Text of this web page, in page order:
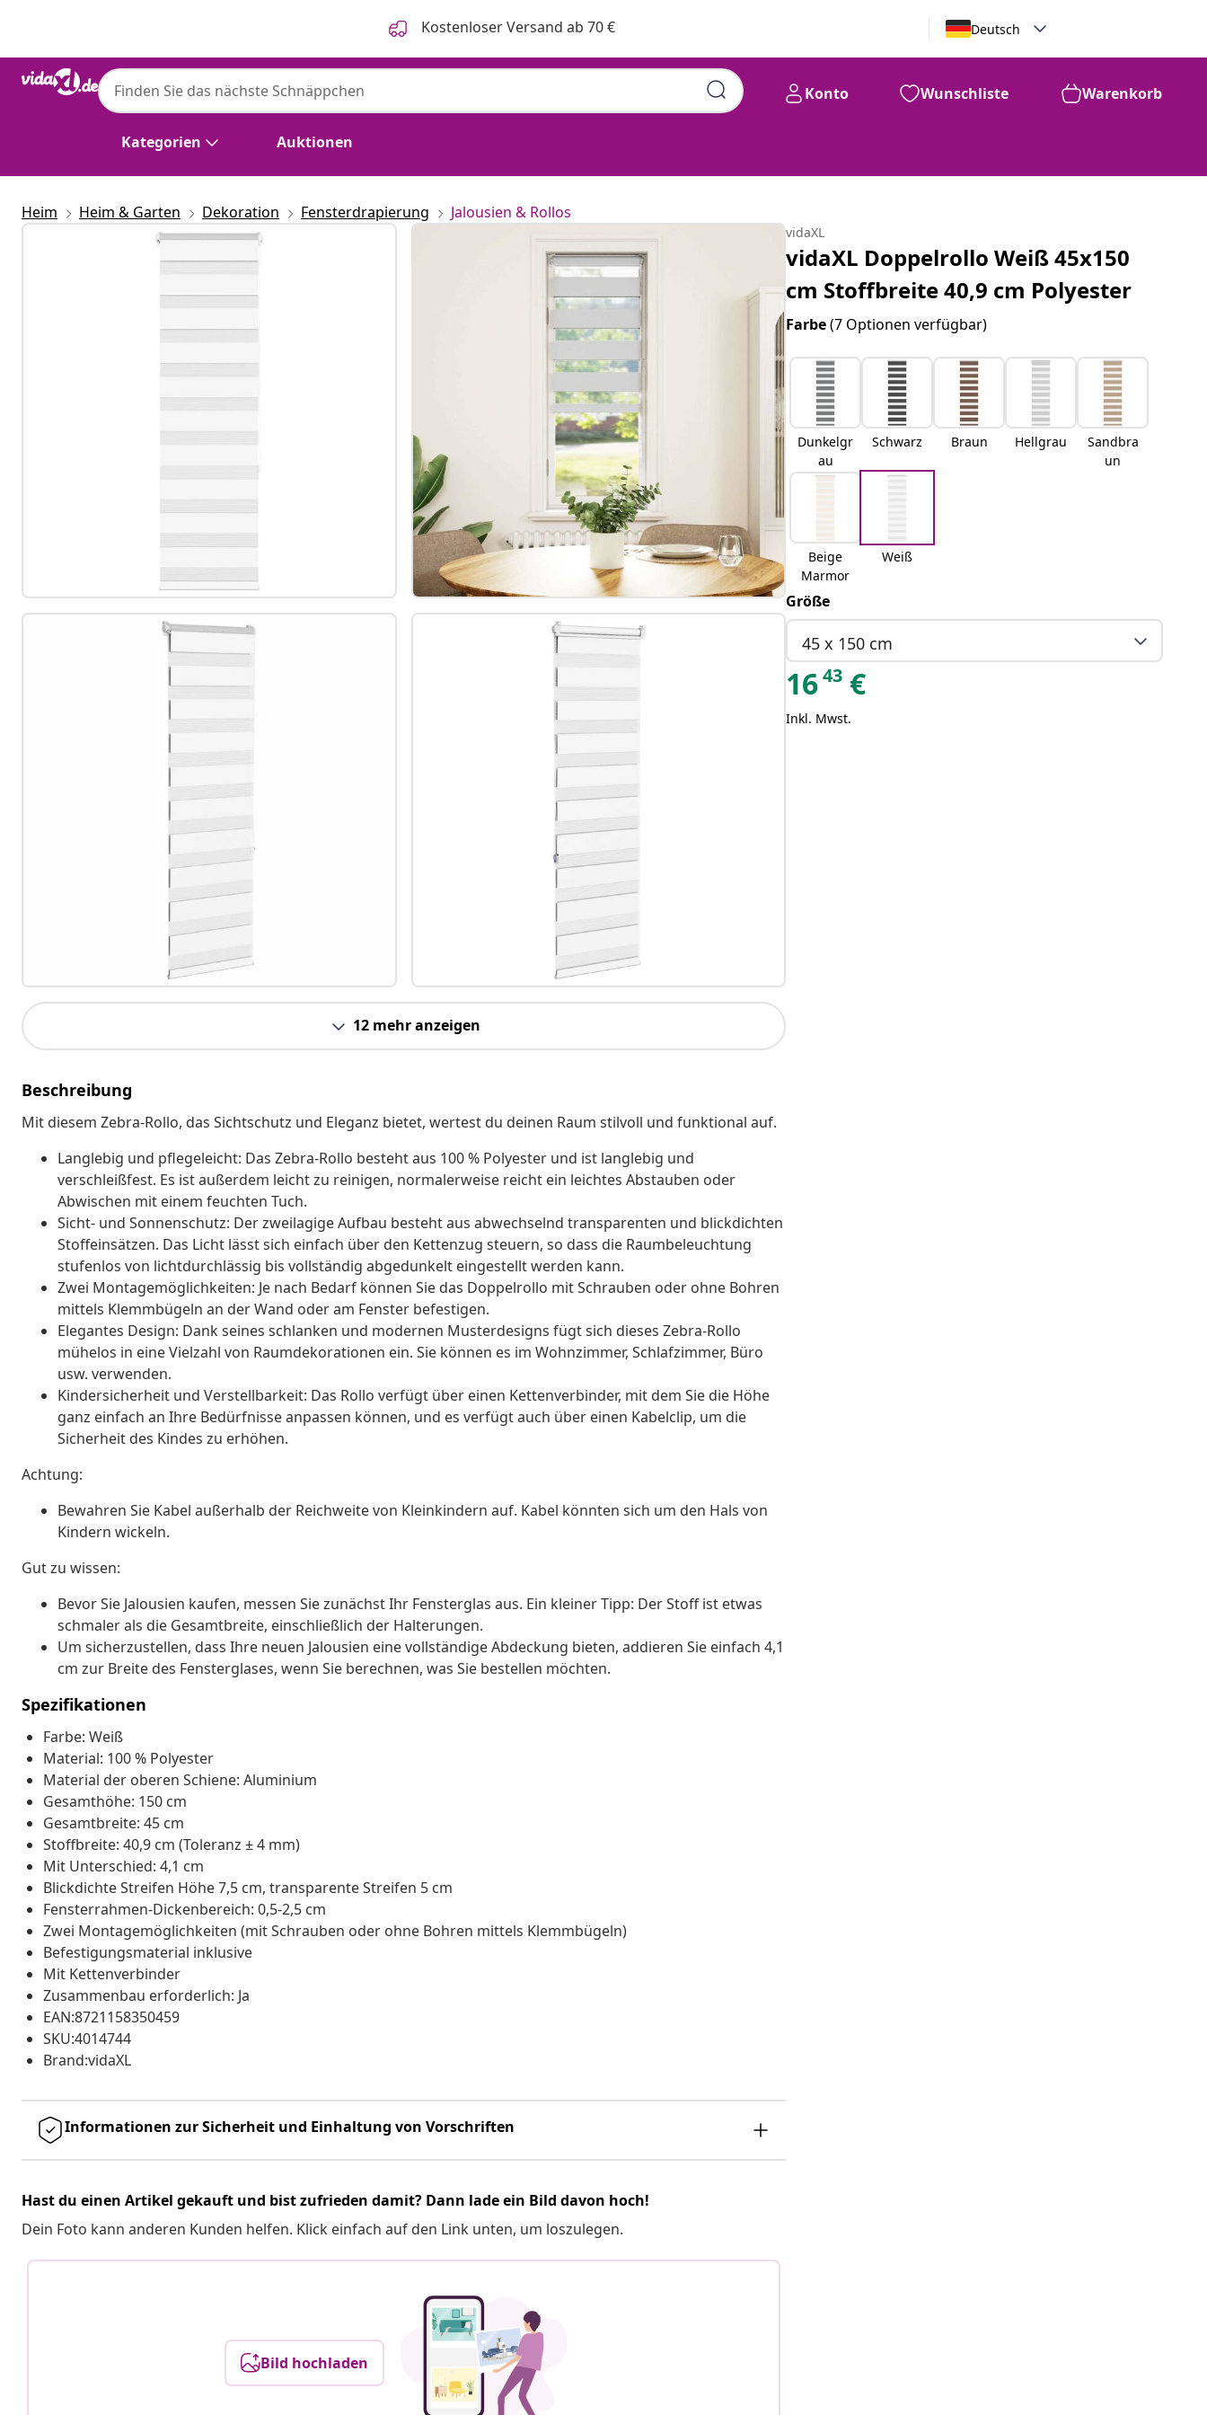
Kostenloser Versand ab 70 € Deutsch
Kategorien Auktionen
Konto Wunschliste Warenkorb
Heim Heim & Garten Dekoration Fensterdrapierung Jalousien & Rollos
12 mehr anzeigen
Beschreibung
Mit diesem Zebra-Rollo, das Sichtschutz und Eleganz bietet, wertest du deinen Raum stilvoll und funktional auf.
Langlebig und pflegeleicht: Das Zebra-Rollo besteht aus 100 % Polyester und ist langlebig und
verschleißfest. Es ist außerdem leicht zu reinigen, normalerweise reicht ein leichtes Abstauben oder
Abwischen mit einem feuchten Tuch.
Sicht- und Sonnenschutz: Der zweilagige Aufbau besteht aus abwechselnd transparenten und blickdichten
Stoffeinsätzen. Das Licht lässt sich einfach über den Kettenzug steuern, so dass die Raumbeleuchtung
stufenlos von lichtdurchlässig bis vollständig abgedunkelt eingestellt werden kann.
Zwei Montagemöglichkeiten: Je nach Bedarf können Sie das Doppelrollo mit Schrauben oder ohne Bohren
mittels Klemmbügeln an der Wand oder am Fenster befestigen.
Elegantes Design: Dank seines schlanken und modernen Musterdesigns fügt sich dieses Zebra-Rollo
mühelos in eine Vielzahl von Raumdekorationen ein. Sie können es im Wohnzimmer, Schlafzimmer, Büro
usw. verwenden.
Kindersicherheit und Verstellbarkeit: Das Rollo verfügt über einen Kettenverbinder, mit dem Sie die Höhe
ganz einfach an Ihre Bedürfnisse anpassen können, und es verfügt auch über einen Kabelclip, um die
Sicherheit des Kindes zu erhöhen.
Achtung:
Bewahren Sie Kabel außerhalb der Reichweite von Kleinkindern auf. Kabel könnten sich um den Hals von
Kindern wickeln.
Gut zu wissen:
Bevor Sie Jalousien kaufen, messen Sie zunächst Ihr Fensterglas aus. Ein kleiner Tipp: Der Stoff ist etwas
schmaler als die Gesamtbreite, einschließlich der Halterungen.
Um sicherzustellen, dass Ihre neuen Jalousien eine vollständige Abdeckung bieten, addieren Sie einfach 4,1
cm zur Breite des Fensterglases, wenn Sie berechnen, was Sie bestellen möchten.
Spezifikationen
Farbe: Weiß
Material: 100 % Polyester
Material der oberen Schiene: Aluminium
Gesamthöhe: 150 cm
Gesamtbreite: 45 cm
Stoffbreite: 40,9 cm (Toleranz ± 4 mm)
Mit Unterschied: 4,1 cm
Blickdichte Streifen Höhe 7,5 cm, transparente Streifen 5 cm
Fensterrahmen-Dickenbereich: 0,5-2,5 cm
Zwei Montagemöglichkeiten (mit Schrauben oder ohne Bohren mittels Klemmbügeln)
Befestigungsmaterial inklusive
Mit Kettenverbinder
Zusammenbau erforderlich: Ja
EAN:8721158350459
SKU:4014744
Brand:vidaXL
Informationen zur Sicherheit und Einhaltung von Vorschriften
Hast du einen Artikel gekauft und bist zufrieden damit? Dann lade ein Bild davon hoch!
Dein Foto kann anderen Kunden helfen. Klick einfach auf den Link unten, um loszulegen.
Bild hochladen
vidaXL
vidaXL Doppelrollo Weiß 45x150
cm Stoffbreite 40,9 cm Polyester
Farbe(7 Optionen verfügbar)
Dunkelgr
au
Schwarz Braun Hellgrau
Sandbra
un
Beige
Marmor
Weiß
Größe
45 x 150 cm
1643 €
Inkl. Mwst.